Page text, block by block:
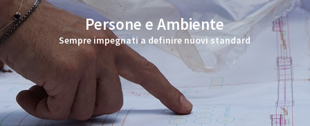
Persone e Ambiente
Sempre impegnati a definire nuovi standard